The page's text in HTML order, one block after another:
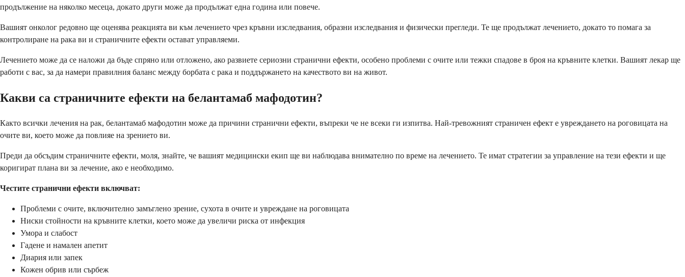
продължение на няколко месеца, докато други може да продължат една година или повече.
Вашият онколог редовно ще оценява реакцията ви към лечението чрез кръвни изследвания, образни изследвания и физически прегледи. Те ще продължат лечението, докато то помага за
контролиране на рака ви и страничните ефекти остават управляеми.
Лечението може да се наложи да бъде спряно или отложено, ако развиете сериозни странични ефекти, особено проблеми с очите или тежки спадове в броя на кръвните клетки. Вашият лекар ще
работи с вас, за да намери правилния баланс между борбата с рака и поддържането на качеството ви на живот.
Какви са страничните ефекти на белантамаб мафодотин?
Както всички лечения на рак, белантамаб мафодотин може да причини странични ефекти, въпреки че не всеки ги изпитва. Най-тревожният страничен ефект е увреждането на роговицата на
очите ви, което може да повлияе на зрението ви.
Преди да обсъдим страничните ефекти, моля, знайте, че вашият медицински екип ще ви наблюдава внимателно по време на лечението. Те имат стратегии за управление на тези ефекти и ще
коригират плана ви за лечение, ако е необходимо.
Честите странични ефекти включват:
Проблеми с очите, включително замъглено зрение, сухота в очите и увреждане на роговицата
Ниски стойности на кръвните клетки, което може да увеличи риска от инфекция
Умора и слабост
Гадене и намален апетит
Диария или запек
Кожен обрив или сърбеж